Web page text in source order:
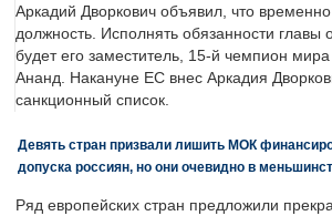
Аркадий Дворкович объявил, что
должность. Исполнять обязанности главы
будет его заместитель, 15-й чемпион
Ананд. Накануне ЕС внес Аркадия
санкционный список.
Девять стран призвали лишить МОК
допуска россиян, но они очевидно в
Ряд европейских стран предложили